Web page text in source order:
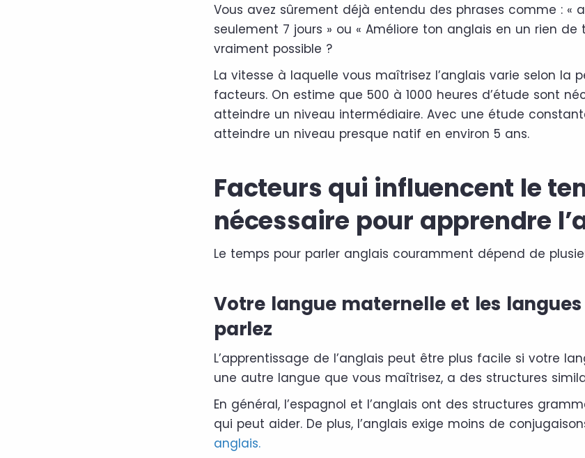
Vous avez sûrement déjà entendu des phrases comme : «
seulement 7 jours » ou « Améliore ton anglais en un rien
vraiment possible ?
La vitesse à laquelle vous maîtrisez l’anglais varie selon la
facteurs. On estime que 500 à 1000 heures d’étude sont
atteindre un niveau intermédiaire. Avec une étude
atteindre un niveau presque natif en environ 5 ans.
Facteurs qui influencent le
nécessaire pour apprendre
Le temps pour parler anglais couramment dépend de
Votre langue maternelle et les langues
parlez
L’apprentissage de l’anglais peut être plus facile si votre
une autre langue que vous maîtrisez, a des structures
En général, l’espagnol et l’anglais ont des structures
qui peut aider. De plus, l’anglais exige moins de
anglais.